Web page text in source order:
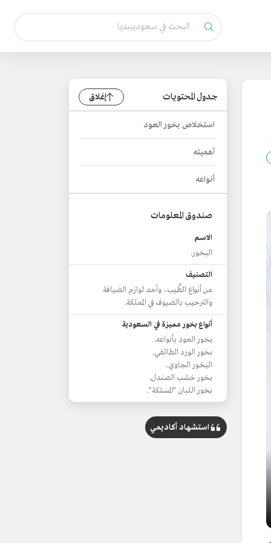
جدول المحتويات إغلاق
استخلاص بخور العود
أهميته
أنواعه
صندوق المعلومات
الاسم
البخور.
التصنيف
من أنواع الطِّيب، وأحد لوازم الضيافة
والترحيب بالضيوف في المملكة.
أنواع بخور مميزة في السعودية
بخور العود بأنواعه.
بخور الورد الطائفي.
البخور الجاوي.
بخور خشب الصندل.
بخور اللبان "المستكة".
استشهاد أكاديمي